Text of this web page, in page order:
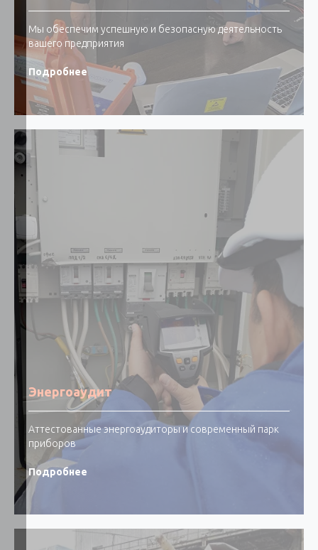
Мы обеспечим успешную и безопасную деятельность
вашего предприятия
Подробнее
Энергоаудит
Аттестованные энергоаудиторы и современный парк
приборов
Подробнее